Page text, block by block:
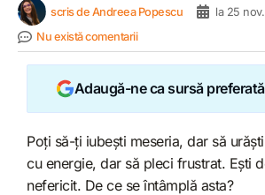
scris de Andreea Popescu la 25
Nu există comentarii
Adaugă-ne ca sursă
Poți să-ți iubești meseria, dar să
cu energie, dar să pleci frustrat. Ești
nefericit. De ce se întâmplă asta?